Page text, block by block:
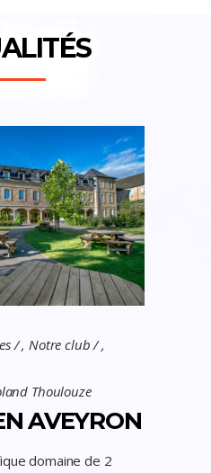
, Notre club
,
Thoulouze
AVEYRON
domaine de 2